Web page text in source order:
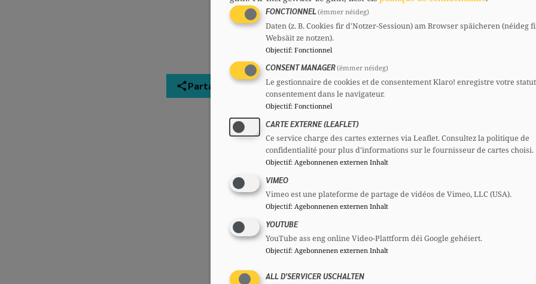
E-Mail :csv@chd.lu
Partager
FONCTIONNEL(ëmmer néideg)
Daten (z. B. Cookies fir d'Notzer-Sessioun) am Browser späicheren (néideg
Websäit ze notzen).
Objectif: Fonctionnel
CONSENT MANAGER(ëmmer néideg)
Le gestionnaire de cookies et de consentement Klaro! enregistre votre
consentement dans le navigateur.
Objectif: Fonctionnel
CARTE EXTERNE (LEAFLET)
Ce service charge des cartes externes via Leaflet. Consultez la politique de
confidentialité pour plus d'informations sur le fournisseur de cartes choisi.
Objectif: Agebonnenen externen Inhalt
VIMEO
Vimeo est une plateforme de partage de vidéos de Vimeo, LLC (USA).
Objectif: Agebonnenen externen Inhalt
YOUTUBE
YouTube ass eng online Video-Plattform déi Google gehéiert.
Objectif: Agebonnenen externen Inhalt
ALL D'SERVICER USCHALTEN